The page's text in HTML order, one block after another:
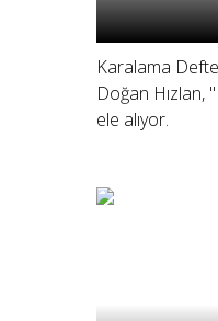
Karalama
Doğan Hızlan,
ele alıyor.